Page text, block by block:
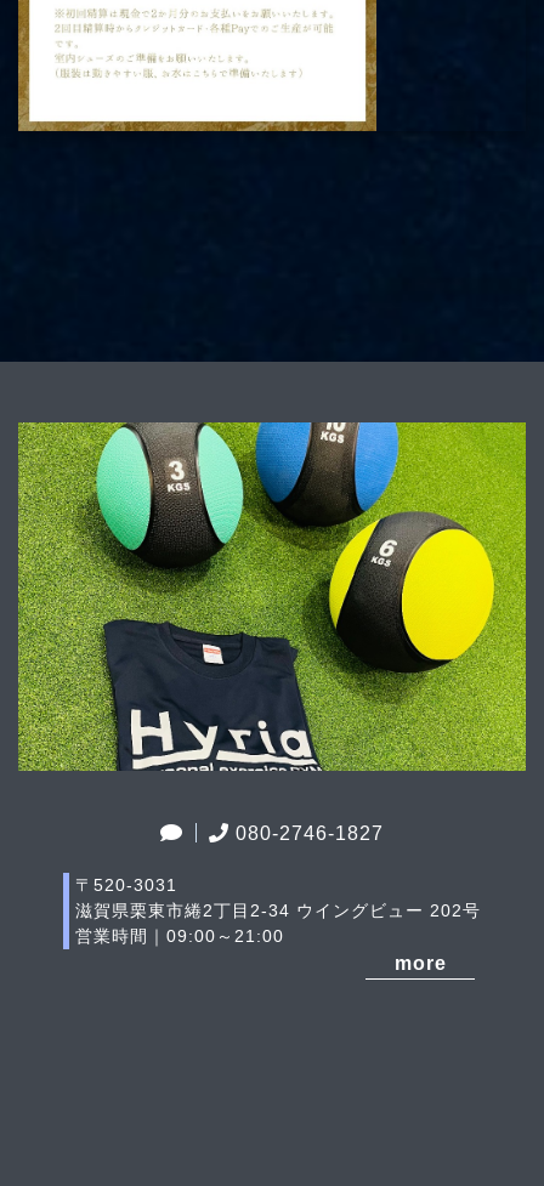
080-2746-1827
〒520-3031
滋賀県栗東市綣2丁目2-34 ウイングビュー 202号
営業時間｜09:00～21:00
more